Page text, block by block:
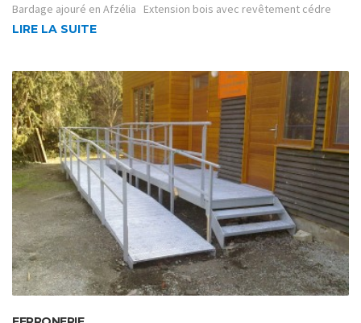
Bardage ajouré en Afzélia Extension bois avec revêtement cédre
LIRE LA SUITE